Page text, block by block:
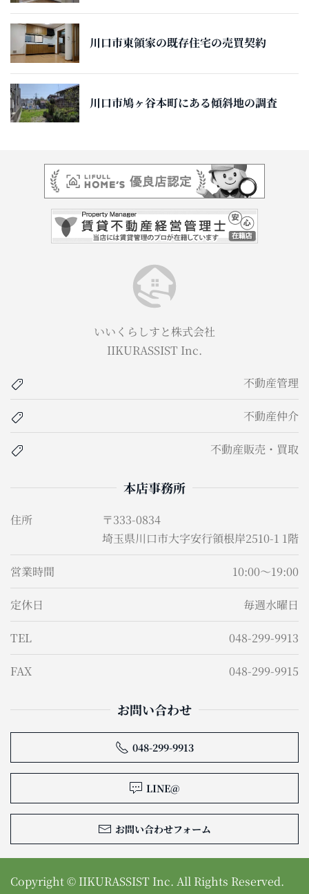
川口市東領家の既存住宅の売買契約
川口市鳩ヶ谷本町にある傾斜地の調査
いいくらしすと株式会社
IIKURASSIST Inc.
不動産管理
不動産仲介
不動産販売・買取
本店事務所
住所
〒333-0834
埼玉県川口市大字安行領根岸2510-1 1階
営業時間 10:00～19:00
定休日 毎週水曜日
TEL 048-299-9913
FAX 048-299-9915
お問い合わせ
048-299-9913
LINE@
お問い合わせフォーム
Copyright © IIKURASSIST Inc. All Rights Reserved.